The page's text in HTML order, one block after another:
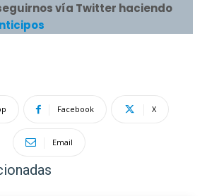
vía Twitter haciendo
Facebook X
Email